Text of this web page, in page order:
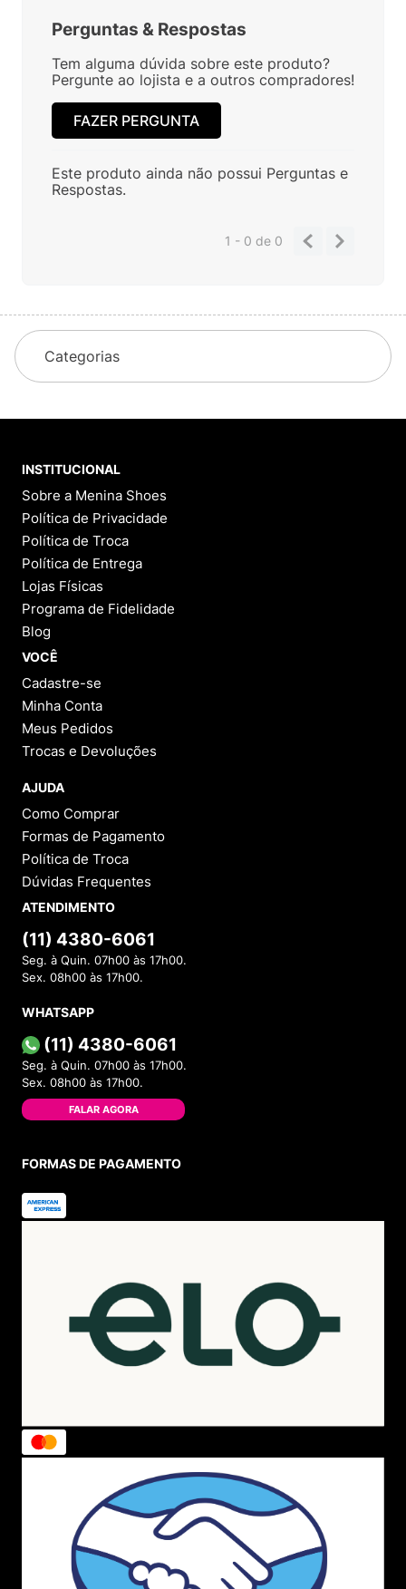
Perguntas & Respostas
Tem alguma dúvida sobre este produto?
Pergunte ao lojista e a outros compradores!
FAZER PERGUNTA
Este produto ainda não possui Perguntas e
Respostas.
1 - 0de 0
Categorias
INSTITUCIONAL
Sobre a Menina Shoes
Política de Privacidade
Política de Troca
Política de Entrega
Lojas Físicas
Programa de Fidelidade
Blog
VOCÊ
Cadastre-se
Minha Conta
Meus Pedidos
Trocas e Devoluções
AJUDA
Como Comprar
Formas de Pagamento
Política de Troca
Dúvidas Frequentes
ATENDIMENTO
(11) 4380-6061
Seg. à Quin. 07h00 às 17h00.
Sex. 08h00 às 17h00.
WHATSAPP
(11) 4380-6061
Seg. à Quin. 07h00 às 17h00.
Sex. 08h00 às 17h00.
FALAR AGORA
FORMAS DE PAGAMENTO